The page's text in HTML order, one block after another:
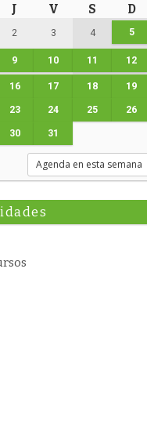
J V S D
2 3 4 5
9 10 11 12
16 17 18 19
23 24 25 26
30 31
Agenda en esta semana